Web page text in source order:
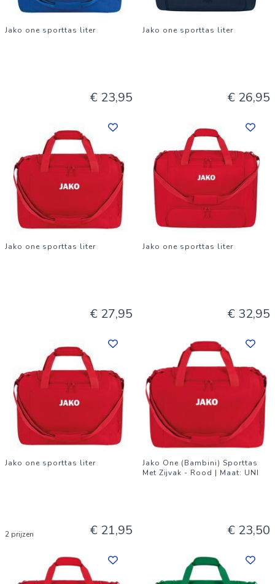
Jako one sporttas liter
€ 23,95
Jako one sporttas liter
€ 26,95
Jako one sporttas liter
€ 27,95
Jako one sporttas liter
€ 32,95
Jako one sporttas liter
2 prijzen € 21,95
Jako One (Bambini) Sporttas
Met Zijvak - Rood | Maat: UNI
€ 23,50